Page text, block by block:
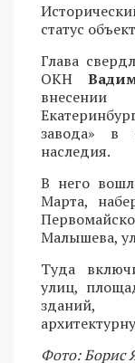
статус
Глава
ОКН
завода» в
наследия.
В него
Марта,
Малышева,
Туда
улиц,
зданий,
Фото: Борис